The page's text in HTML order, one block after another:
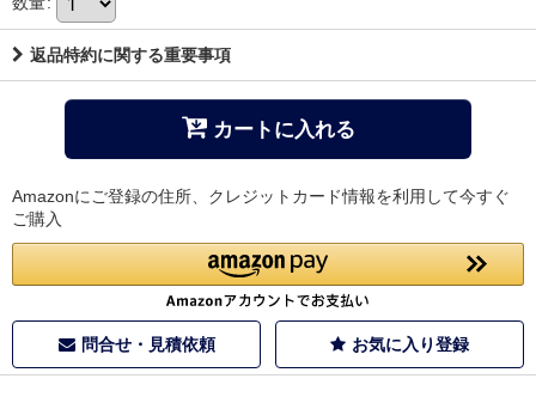
返品特約に関する重要事項
カートに入れる
Amazonにご登録の住所、クレジットカード情報を利用して今すぐ
ご購入
問合せ・見積依頼 お気に入り登録